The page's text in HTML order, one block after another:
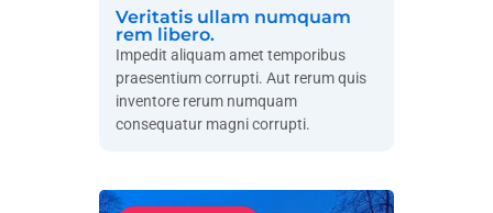
Veritatis ullam numquam
rem libero.
Impedit aliquam amet temporibus
praesentium corrupti. Aut rerum quis
inventore rerum numquam
consequatur magni corrupti.